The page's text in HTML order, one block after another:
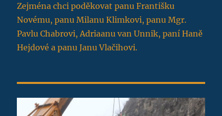
Zejména chci poděkovat panu Františku
Novému, panu Milanu Klimkovi, panu Mgr.
Pavlu Chabrovi, Adriaanu van Unnik, paní Haně
Hejdové a panu Janu Vlačihovi.